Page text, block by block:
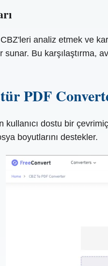
analiz etmek ve
Bu karşılaştırma,
PDF
dostu bir
boyutlarını destekler.